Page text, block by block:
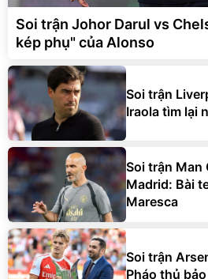
Soi trận Johor Darul vs
kép phụ" của Alonso
Soi trận
Iraola tìm lại
Soi trận Man
Madrid: Bài
Maresca
Soi trận
Pháo thủ